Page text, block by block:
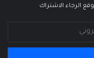
الرجاء الاشتراك